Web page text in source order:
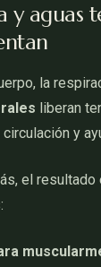
y aguas
la
liberan
y
el resultado